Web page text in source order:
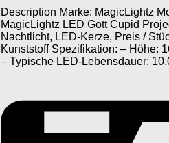
Description Marke: MagicLightz
MagicLightz LED Gott Cupid
Nachtlicht, LED-Kerze, Preis /
Kunststoff Spezifikation: – Höhe:
– Typische LED-Lebensdauer: